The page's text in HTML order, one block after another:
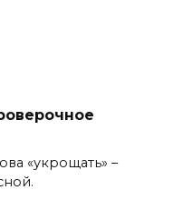
«укрощать» –